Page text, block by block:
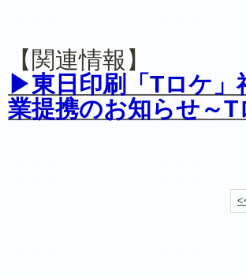
【関連情報】
▶東日印刷「Tロケ」
業提携のお知らせ～